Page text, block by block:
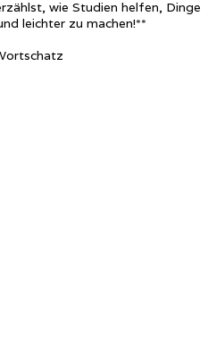
wie Studien helfen, Dinge
leichter zu machen!**